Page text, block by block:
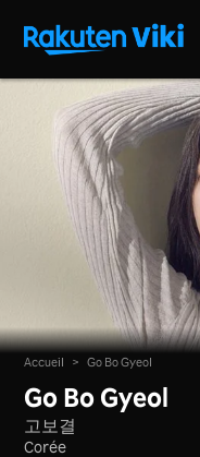
Accueil > Go Bo Gyeol
Go Bo Gyeol
고보결
Corée